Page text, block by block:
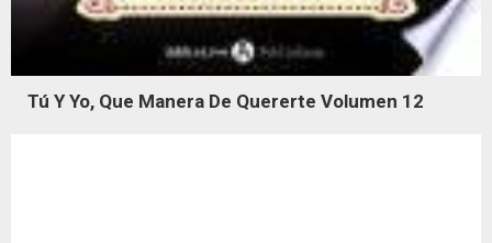
Tú Y Yo, Que Manera De Quererte Volumen 12